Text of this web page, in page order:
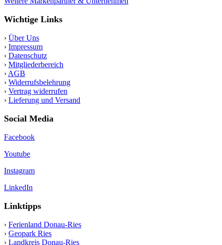
Wichtige Links
› Über Uns
› Impressum
› Datenschutz
› Mitgliederbereich
› AGB
› Widerrufsbelehrung
› Vertrag widerrufen
› Lieferung und Versand
Social Media
Facebook
Youtube
Instagram
LinkedIn
Linktipps
› Ferienland Donau-Ries
› Geopark Ries
› Landkreis Donau-Ries